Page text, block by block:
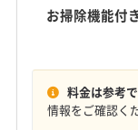
定休日
不定休
お掃除機能付
料金は参考で
情報をご確認く